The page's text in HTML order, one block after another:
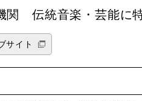
関 伝統音楽・芸能に
サイト